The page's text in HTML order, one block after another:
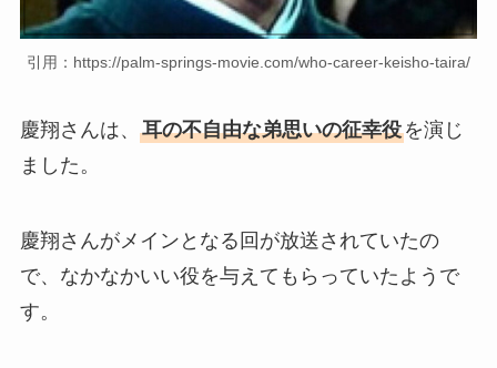
引用：https://palm-springs-movie.com/who-career-keisho-taira/
慶翔さんは、 耳の不自由な弟思いの征幸役を演じ
ました。
慶翔さんがメインとなる回が放送されていたの
で、なかなかいい役を与えてもらっていたようで
す。